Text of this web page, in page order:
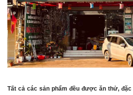
Tất cả các sản phẩm đều được ăn thử,